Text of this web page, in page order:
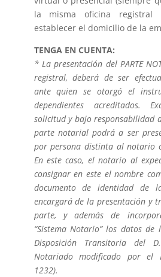
la misma oficina
establecer el domicilio de la
TENGA EN CUENTA:
* La presentación del PARTE
registral, deberá de ser
ante quien se otorgó el
dependientes acreditados.
solicitud y bajo responsabilidad
parte notarial podrá a ser
por persona distinta al notario
En este caso, el notario al
consignar en este el nombre
documento de identidad de
encargará de la presentación y
parte, y además de
“Sistema Notario” los datos de
Disposición Transitoria del
Notariado modificado por el
1232).